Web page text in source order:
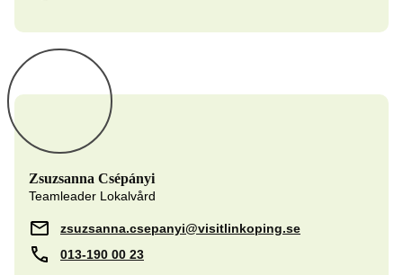
Zsuzsanna Csépányi
Teamleader Lokalvård
zsuzsanna.csepanyi@visitlinkoping.se
013-190 00 23